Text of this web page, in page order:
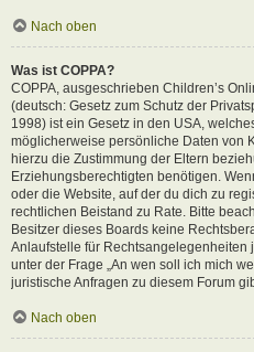
Nach oben
Was ist COPPA?
COPPA, ausgeschrieben Children’s
(deutsch: Gesetz zum Schutz der
1998) ist ein Gesetz in den USA,
möglicherweise persönliche Daten von
hierzu die Zustimmung der Eltern
Erziehungsberechtigten benötigen.
oder die Website, auf der du dich zu
rechtlichen Beistand zu Rate. Bitte
Besitzer dieses Boards keine
Anlaufstelle für Rechtsangelegenheiten
unter der Frage „An wen soll ich mich
juristische Anfragen zu diesem Forum
Nach oben